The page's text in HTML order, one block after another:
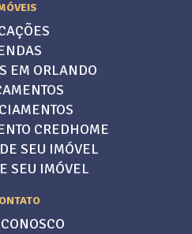
EM ORLANDO
CREDHOME
SEU IMÓVEL
SEU IMÓVEL